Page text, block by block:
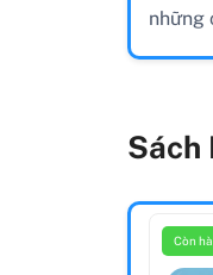
những
Sách
Còn